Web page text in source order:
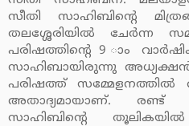
സീതി സാഹിബിന്റെ
തലശ്ശേരിയില്‍ ചേര്‍ന്ന
പരിഷത്തിന്റെ 9 ാം
സാഹിബായിരുന്നു
പരിഷത്ത് സമ്മേളനത്തില്‍
അതാദ്യമായാണ്. രണ്ട്
സാഹിബിന്റെ